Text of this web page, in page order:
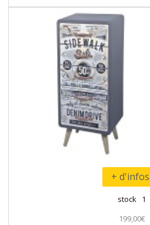
+ d'infos
stock 1
199,00€